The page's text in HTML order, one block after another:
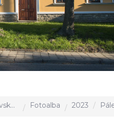
Fotoalba 2023 Pálení